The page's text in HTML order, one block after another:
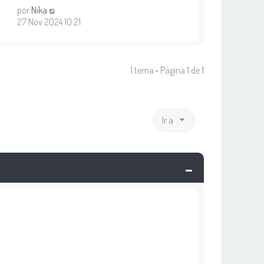
por Nika
27 Nov 2024 10:21
1 tema • Página 1 de1
Ir a